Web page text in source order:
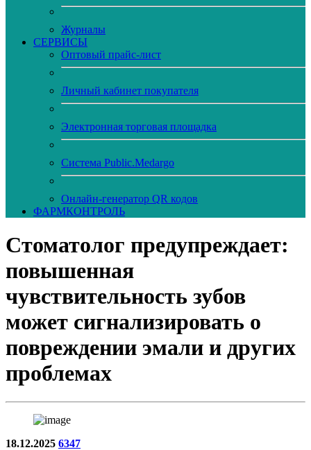
Журналы
CЕРВИСЫ
Оптовый прайс-лист
Личный кабинет покупателя
Электронная торговая площадка
Система Public.Medargo
Онлайн-генератор QR кодов
ФАРМКОНТРОЛЬ
Стоматолог предупреждает:
повышенная
чувствительность зубов
может сигнализировать о
повреждении эмали и других
проблемах
18.12.2025 6347